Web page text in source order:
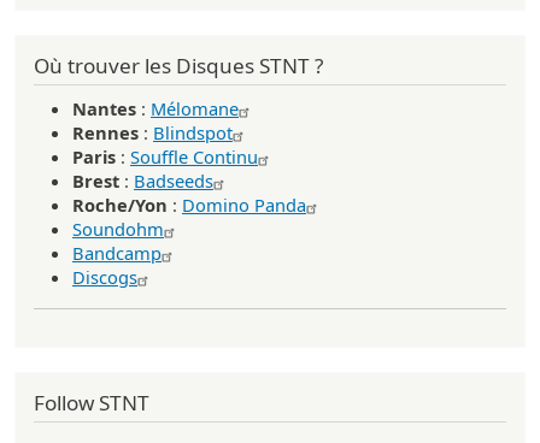
Où trouver les Disques STNT ?
Nantes : Mélomane
Rennes : Blindspot
Paris : Souffle Continu
Brest : Badseeds
Roche/Yon : Domino Panda
Soundohm
Bandcamp
Discogs
Follow STNT